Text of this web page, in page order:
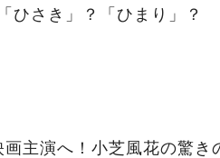
ひさき」？「ひまり」？
主演へ！小芝風花の驚き